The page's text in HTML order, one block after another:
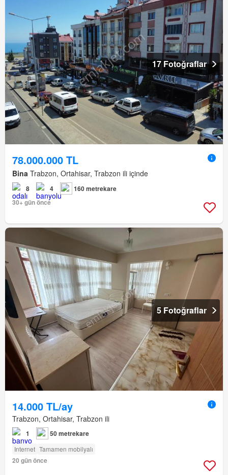
17 Fotoğraflar
78.000.000 TL
Bina Trabzon, Ortahisar, Trabzon ili içinde
8 4
160 metrekare
30+ gün önce
5 Fotoğraflar
14.000 TL/ay
Trabzon, Ortahisar, Trabzon ili
1 50 metrekare
Internet Tamamen mobilyalı
20 gün önce